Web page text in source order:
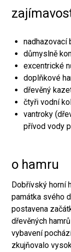
nadhazovací
důmyslně
excentrické
doplňkové
dřevěný
čtyři vodní
vantroky
přívod vody
o hamru
Dobřívský horní
památka svého
postavena
dřevěných
vybavení
zkujňovalo